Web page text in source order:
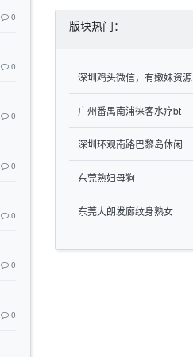
0
0
0
0
0
0
0
版块热门：
深圳鸡头微信，有嫩妹资源
广州番禺南浦徕客水疗bt
深圳环观南路巴黎岛休闲
东莞熟妇母狗
东莞大朗发廊纹身熟女